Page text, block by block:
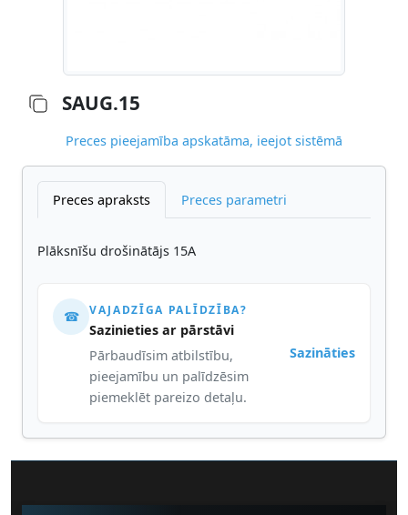
SAUG.15
Preces pieejamība apskatāma, ieejot sistēmā
Preces apraksts Preces parametri
Plāksnīšu drošinātājs 15A
☎ VAJADZĪGA PALĪDZĪBA?
Sazinieties ar pārstāvi
Pārbaudīsim atbilstību,
pieejamību un palīdzēsim
piemeklēt pareizo detaļu.
Sazināties